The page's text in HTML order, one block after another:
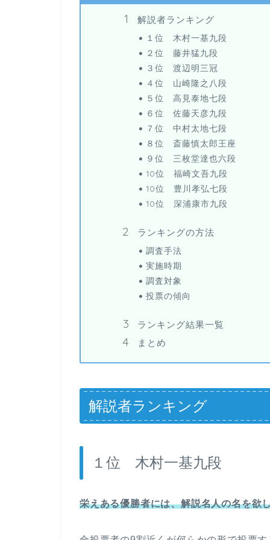
解説者ランキング
１位 木村一基九段
２位 藤井猛九段
３位 渡辺明三冠
４位 山崎隆之八段
５位 高見泰地七段
６位 佐藤天彦九段
７位 中村太地七段
８位 斎藤慎太郎王座
９位 三枚堂達也六段
10位 福崎文吾九段
10位 豊川孝弘七段
10位 深浦康市九段
ランキングの方法
調査手法
実施時期
調査対象
投票の傾向
ランキング結果一覧
まとめ
解説者ランキング
１位 木村一基九段
栄えある優勝者には、解説名人の名を欲